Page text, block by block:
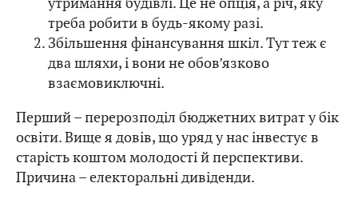
треба робити в будь-якому разі.
Збільшення фінансування шкіл. Тут теж є
два шляхи, і вони не обов’язково
взаємовиключні.
Перший – перерозподіл бюджетних витрат у бік
освіти. Вище я довів, що уряд у нас інвестує в
старість коштом молодості й перспективи.
Причина – електоральні дивіденди.